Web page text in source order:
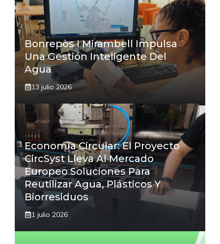
Bonrepòs I Mirambell Impulsa
Una Gestión Inteligente Del
Agua
13 julio 2026
Economía Circular: El Proyecto
CircSyst Lleva Al Mercado
Europeo Soluciones Para
Reutilizar Agua, Plásticos Y
Biorresiduos
1 julio 2026